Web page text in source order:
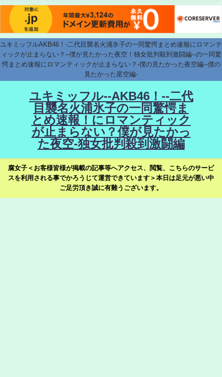
ユキミッフルAKB46！-二代目襲名火浦氷子の一同驚愕まとめ速報にロマンテ
ィックが止まらない？--僕が見たかった夜空！独女批判殺到激闘編--の一同驚
愕まとめ速報にロマンティックが止まらない？-僕の見たかった夜空編--僕の
見たかった星空編-
ユキミッフル--AKB46！--二代
目襲名火浦氷子の一同驚愕ま
とめ速報！にロマンティック
が止まらない？僕が見たかっ
た夜空-独女批判殺到激闘編
腐女子＜お客様皆様が掲載の記事等へアクセス、閲覧、こちらのサービ
スを利用される事でかろうじて運営できています＞本日は足元が悪い中
ご足労頂き誠に有難うございます。